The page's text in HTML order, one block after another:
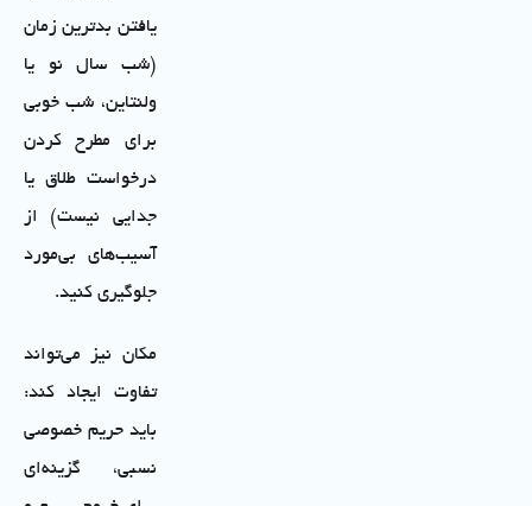
یافتن بدترین زمان
(شب سال نو یا
ولنتاین، شب خوبی
برای مطرح کردن
درخواست طلاق یا
جدایی نیست) از
آسیب‌های بی‌مورد
جلوگیری کنید.
مکان نیز می‌تواند
تفاوت ایجاد کند:
باید حریم خصوصی
نسبی، گزینه‌ای